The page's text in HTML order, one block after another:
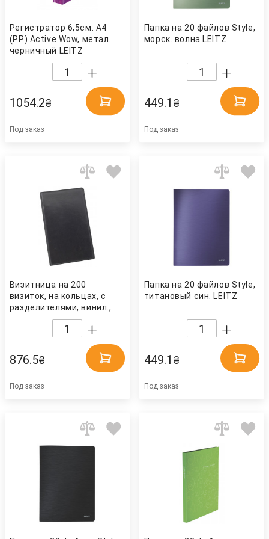
Регистратор 6,5см. А4
(PP) Active Wow, метал.
черничный LEITZ
1054.2₴
Под заказ
Папка на 20 файлов Style,
морск. волна LEITZ
449.1 ₴
Под заказ
Визитница на 200
визиток, на кольцах, с
разделителями, винил.,
черн. BuroMax
876.5₴
Под заказ
Папка на 20 файлов Style,
титановый син. LEITZ
449.1 ₴
Под заказ